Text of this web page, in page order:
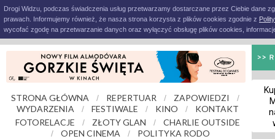
Drogi Widzu, podczas świadczenia usług przetwarzamy dostarczane przez Ciebie dane
prawach. Informujemy również, że nasza strona korzysta z plików cookies zgodnie z
wycofać zgodę na przetwarzanie danych oraz wyłączyć obsługę plików cookies,
STRONA GŁÓWNA / REPERTUAR / ZAPOWIEDZI /
WYDARZENIA / FESTIWALE / KINO /
KONTAKT
FOTORELACJE
/ ZŁOTY GLAN / CHARLIE OUTSIDE
/ OPEN CINEMA / POLITYKA RODO